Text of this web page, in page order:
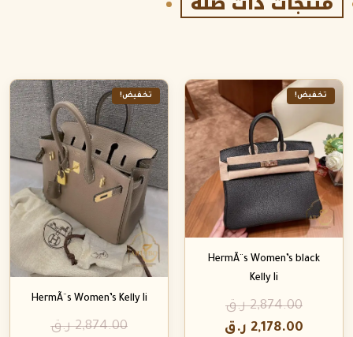
تخفيض!
HermÃ¨s Women’s black
Kelly Ii
2,874.00 ر.ق
2,178.00 ر.ق
تخفيض!
HermÃ¨s Women’s Kelly Ii
2,874.00 ر.ق